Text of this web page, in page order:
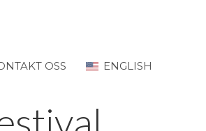
for “PRODA Regional”
OSS ENGLISH